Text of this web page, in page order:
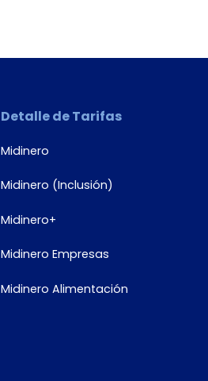
Detalle de Tarifas
Midinero
Midinero (Inclusión)
Midinero+
Midinero Empresas
Midinero Alimentación